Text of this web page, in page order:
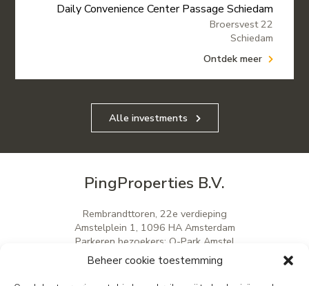
Beheer cookie toestemming
Daily Convenience Center Passage Schiedam
Broersvest 22
Schiedam
Ontdek meer
Alle investments
PingProperties B.V.
Rembrandttoren, 22e verdieping
Amstelplein 1, 1096 HA Amsterdam
Parkeren bezoekers: Q-Park Amstel
E info@pingproperties.com
T+31 (0)20 564 04 20